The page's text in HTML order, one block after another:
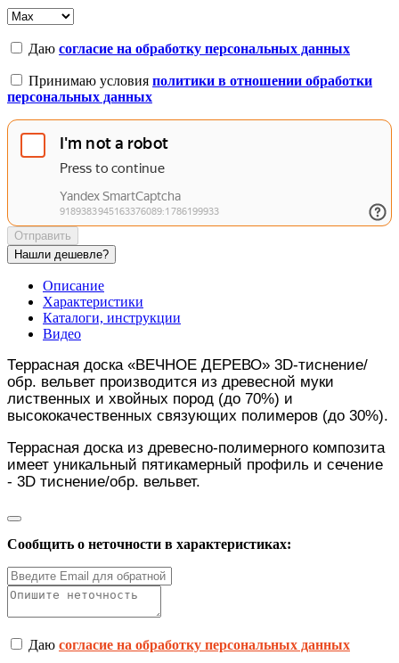
Даю согласие на обработку персональных данных
Принимаю условия политики в отношении обработки
персональных данных
Отправить
Нашли дешевле?
Описание
Характеристики
Каталоги, инструкции
Видео
Террасная доска «ВЕЧНОЕ ДЕРЕВО» 3D-тиснение/
обр. вельвет производится из древесной муки
лиственных и хвойных пород (до 70%) и
высококачественных связующих полимеров (до 30%).
Террасная доска из древесно-полимерного композита
имеет уникальный пятикамерный профиль и сечение
- 3D тиснение/обр. вельвет.
Сообщить о неточности в характеристиках:
Даю согласие на обработку персональных данных